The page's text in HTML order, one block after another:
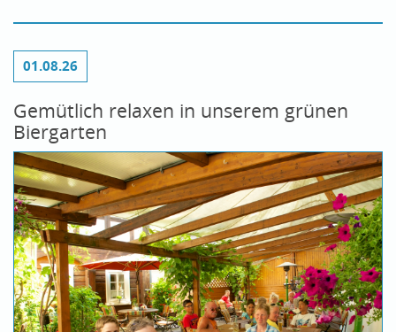
01.08.26
Gemütlich relaxen in unserem grünen
Biergarten